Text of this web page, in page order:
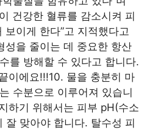
건강한 혈류를 감소시켜 피
보이게 한다”고 지적했다고
성을 줄이는 데 중요한 항산
를 방해할 수 있다고 합니다.
이에요!!!10. 물을 충분히 마
수분으로 이루어져 있습니
하기 위해서는 피부 pH(수소
잘 맞아야 합니다. 탈수성 피